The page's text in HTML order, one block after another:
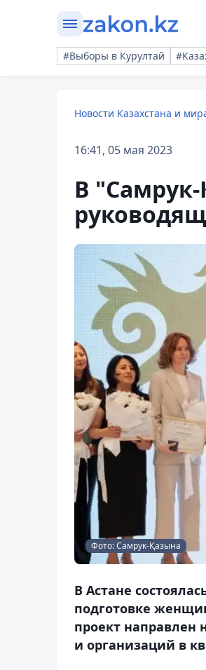
#Выборы в Курултай
Новости Казахстана и
16:41, 05 мая 2023
В
Фото: Самрук-Қазына
В Астане
подготовке
проект
и организаций в